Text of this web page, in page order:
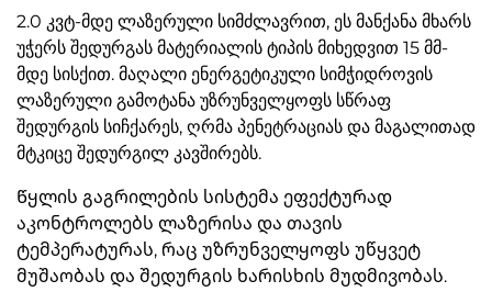
2.0 კვტ-მდე ლაზერული სიმძლავრით, ეს მანქანა მხარს
უჭერს შედურგას მატერიალის ტიპის მიხედვით 15 მმ-
მდე სისქით. მაღალი ენერგეტიკული სიმჭიდროვის
ლაზერული გამოტანა უზრუნველყოფს სწრაფ
შედურგის სიჩქარეს, ღრმა პენეტრაციას და მაგალითად
მტკიცე შედურგილ კავშირებს.
Წყლის გაგრილების სისტემა ეფექტურად
აკონტროლებს ლაზერისა და თავის
ტემპერატურას, რაც უზრუნველყოფს უწყვეტ
მუშაობას და შედურგის ხარისხის მუდმივობას.